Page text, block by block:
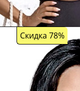
Скидка 78%